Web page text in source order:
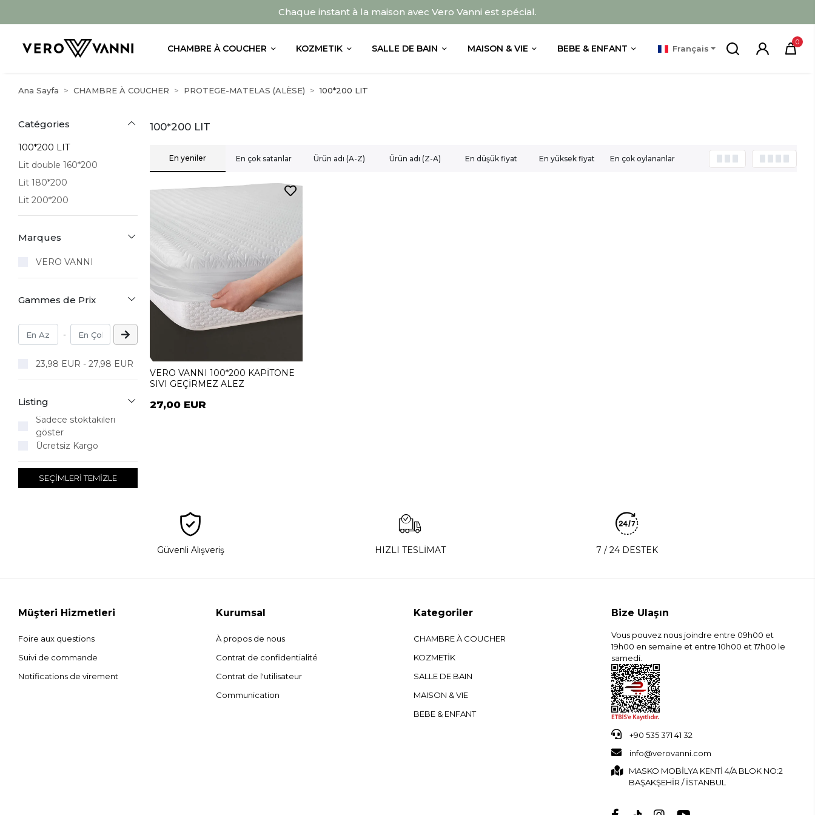
Chaque instant à la maison avec Vero Vanni est spécial.
CHAMBRE À COUCHER KOZMETIK SALLE DE BAIN MAISON & VIE BEBE & ENFANT Français
0
Ana Sayfa CHAMBRE À COUCHER PROTEGE-MATELAS (ALÈSE) 100*200 LIT
Catégories
100*200 LIT
Lit double 160*200
Lit 180*200
Lit 200*200
Marques
VERO VANNI
Gammes de Prix
-
23,98 EUR - 27,98 EUR
Listing
Sadece stoktakileri
göster
Ücretsiz Kargo
SEÇİMLERİ TEMİZLE
100*200 LIT
En yeniler En çok satanlar Ürün adı (A-Z) Ürün adı (Z-A) En düşük fiyat En yüksek fiyat En çok oylananlar
VERO VANNI 100*200 KAPİTONE
SIVI GEÇİRMEZ ALEZ
27,00 EUR
Güvenli Alışveriş HIZLI TESLİMAT 7 / 24 DESTEK
Müşteri Hizmetleri
Foire aux questions
Suivi de commande
Notifications de virement
Kurumsal
À propos de nous
Contrat de confidentialité
Contrat de l'utilisateur
Communication
Kategoriler
CHAMBRE À COUCHER
KOZMETİK
SALLE DE BAIN
MAISON & VIE
BEBE & ENFANT
Bize Ulaşın
Vous pouvez nous joindre entre 09h00 et
19h00 en semaine et entre 10h00 et 17h00 le
samedi.
+90 535 371 41 32
info@verovanni.com
MASKO MOBİLYA KENTİ 4/A BLOK NO:2
BAŞAKŞEHİR / İSTANBUL